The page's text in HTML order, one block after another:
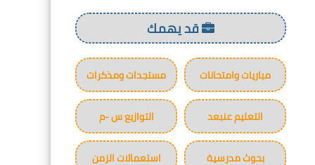
قد يهمك
مباريات وامتحانات مستجدات ومذكرات
التعليم عنبعد التوازيع س -م
بحوث مدرسية استعمالات الزمن